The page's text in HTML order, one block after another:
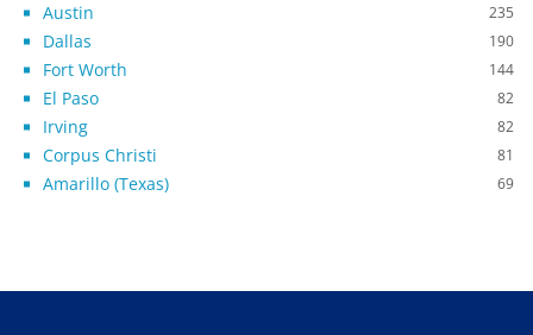
Austin 235
Dallas 190
Fort Worth 144
El Paso 82
Irving 82
Corpus Christi 81
Amarillo (Texas) 69